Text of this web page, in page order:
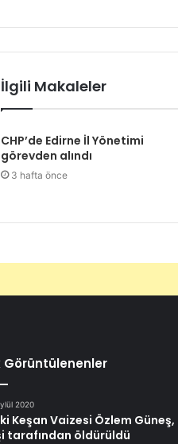
İlgili Makaleler
CHP’de Edirne İl Yönetimi
görevden alındı
3 hafta önce
Görüntülenenler
2020
Keşan Vaizesi Özlem Güneş,
tarafından öldürüldü